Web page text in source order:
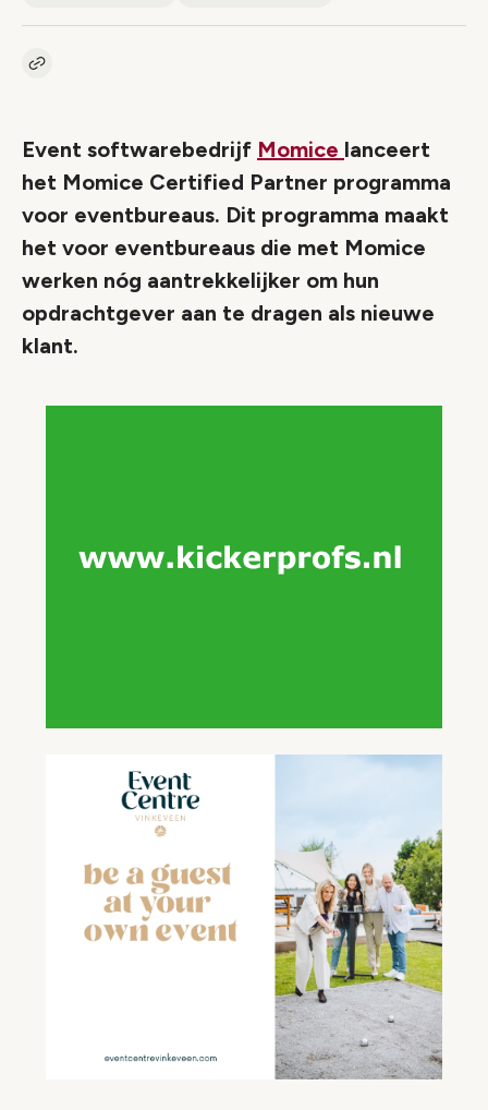
Kopieer link naar artikel
Event softwarebedrijf Momice lanceert
het Momice Certified Partner programma
voor eventbureaus. Dit programma maakt
het voor eventbureaus die met Momice
werken nóg aantrekkelijker om hun
opdrachtgever aan te dragen als nieuwe
klant.